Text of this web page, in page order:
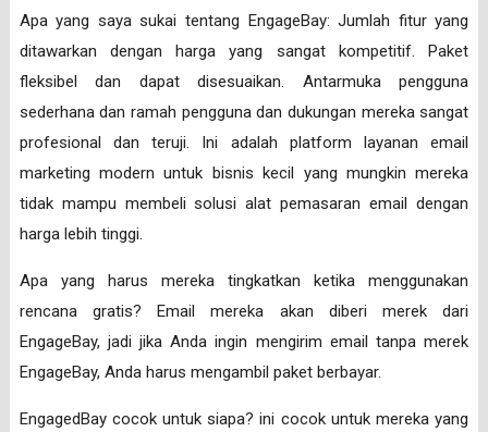
Apa yang saya sukai tentang EngageBay: Jumlah fitur yang
ditawarkan dengan harga yang sangat kompetitif. Paket
fleksibel dan dapat disesuaikan. Antarmuka pengguna
sederhana dan ramah pengguna dan dukungan mereka sangat
profesional dan teruji. Ini adalah platform layanan email
marketing modern untuk bisnis kecil yang mungkin mereka
tidak mampu membeli solusi alat pemasaran email dengan
harga lebih tinggi.
Apa yang harus mereka tingkatkan ketika menggunakan
rencana gratis? Email mereka akan diberi merek dari
EngageBay, jadi jika Anda ingin mengirim email tanpa merek
EngageBay, Anda harus mengambil paket berbayar.
EngagedBay cocok untuk siapa? ini cocok untuk mereka yang